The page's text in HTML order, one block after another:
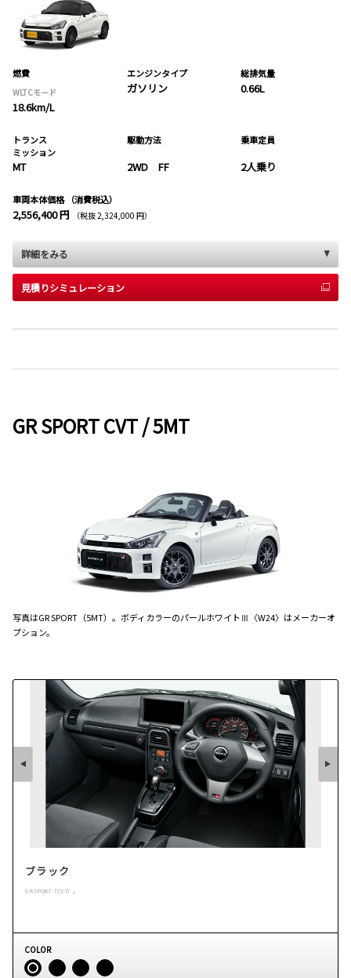
燃費
WLTCモード
18.6km/L
エンジンタイプ
ガソリン
総排気量
0.66L
トランス
ミッション
MT
駆動方法
2WD FF
乗車定員
2人乗り
車両本体価格 （消費税込）
2,556,400 円 （税抜 2,324,000 円）
詳細をみる
見積りシミュレーション
GR SPORT CVT / 5MT
写真はGR SPORT（5MT）。ボディカラーのパールホワイトⅢ〈W24〉はメーカーオ
プション。
ブラック
GR SPORT（CVT）。
COLOR